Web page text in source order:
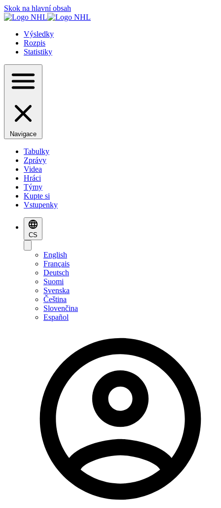
Skok na hlavní obsah
Výsledky
Rozpis
Statistiky
Navigace
Tabulky
Zprávy
Videa
Hráci
Týmy
Kupte si
Vstupenky
CS
English
Français
Deutsch
Suomi
Svenska
Čeština
Slovenčina
Español